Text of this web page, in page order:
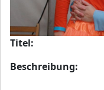
Titel:
Beschreibung: